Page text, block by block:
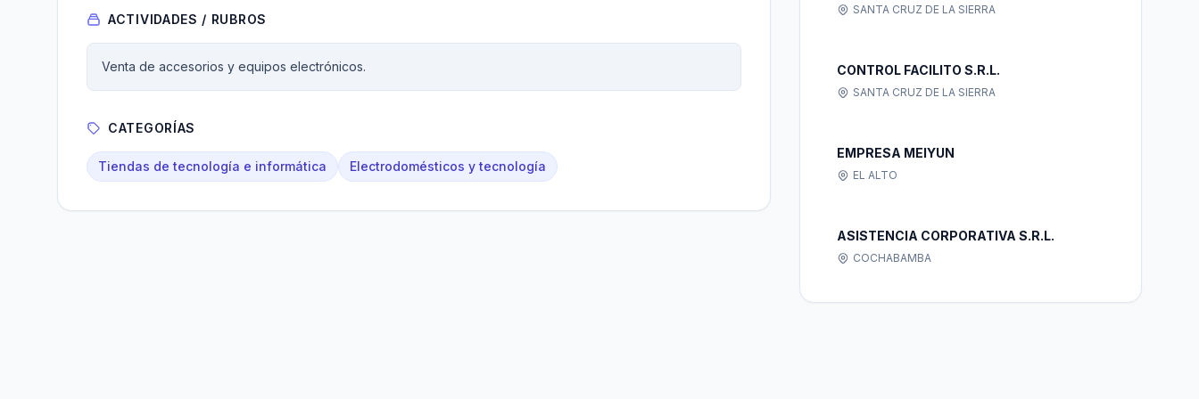
ACTIVIDADES / RUBROS
Venta de accesorios y equipos electrónicos.
CATEGORÍAS
Tiendas de tecnología e informática Electrodomésticos y tecnología
SANTA CRUZ DE LA SIERRA
CONTROL FACILITO S.R.L.
SANTA CRUZ DE LA SIERRA
EMPRESA MEIYUN
EL ALTO
ASISTENCIA CORPORATIVA S.R.L.
COCHABAMBA